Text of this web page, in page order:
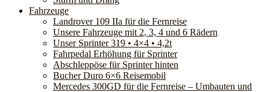
Fahrzeuge
Landrover 109 IIa für die Fernreise
Unsere Fahrzeuge mit 2, 3, 4 und 6 Rädern
Unser Sprinter 319 • 4×4 • 4,2t
Fahrpedal Erhöhung für Sprinter
Abschleppöse für Sprinter hinten
Bucher Duro 6×6 Reisemobil
Mercedes 300GD für die Fernreise – Umbauten und